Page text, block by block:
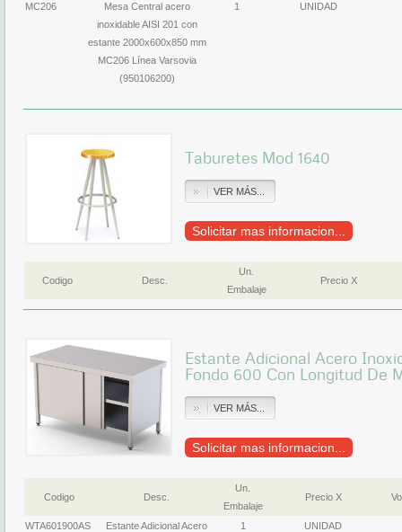
MC206
Mesa Central acero
inoxidable AISI 201 con
estante 2000x600x850 mm
MC206 Línea Varsovia
(950106200)
1 UNIDAD
Taburetes Mod 1640
VER MÁS...
Solicitar mas informacion...
Codigo Desc.
Un.
Embalaje
Precio X
Estante Adicional Acero
Fondo 600 Con Longitud De
VER MÁS...
Solicitar mas informacion...
Codigo Desc.
Un.
Embalaje
Precio X
WTA601900AS
Estante Adicional Acero
1 UNIDAD